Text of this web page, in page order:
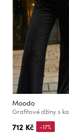
Moodo
712 Kč -17%